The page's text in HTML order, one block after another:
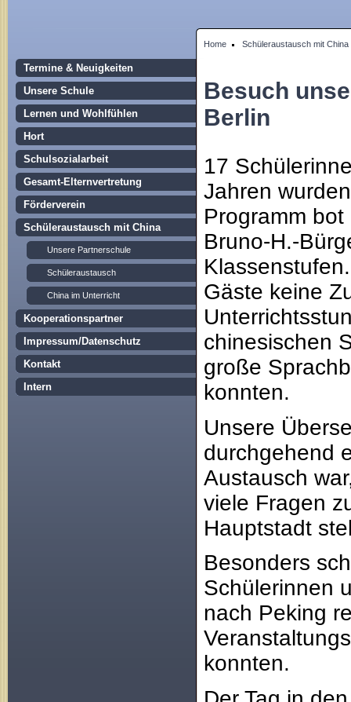
Home Schüleraustausch mit China
Termine & Neuigkeiten
Unsere Schule
Lernen und Wohlfühlen
Hort
Schulsozialarbeit
Gesamt-Elternvertretung
Förderverein
Schüleraustausch mit China
Unsere Partnerschule
Schüleraustausch
China im Unterricht
Kooperationspartner
Impressum/Datenschutz
Kontakt
Intern
Besuch
Berlin
17
Jahren
Programm
Bruno-H.-
Gäste keine
chinesischen
große
konnten.
Unsere
durchgehend
Austausch
viele Fragen
Hauptstadt
Besonders
Schülerinnen
nach Peking
konnten.